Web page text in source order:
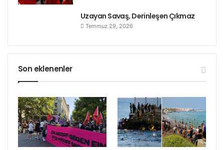
Uzayan Savaş, Derinleşen Çıkmaz
Temmuz 29, 2026
Son eklenenler